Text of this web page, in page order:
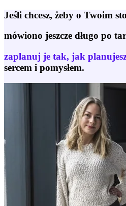
Jeśli chcesz, żeby o Twoim
mówiono jeszcze długo po
zaplanuj je tak, jak
sercem i pomysłem.